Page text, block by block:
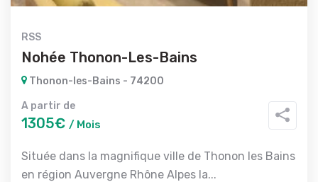
RSS
Nohée Thonon-Les-Bains
Thonon-les-Bains - 74200
A partir de
1305€ / Mois
Située dans la magnifique ville de Thonon les Bains
en région Auvergne Rhône Alpes la...